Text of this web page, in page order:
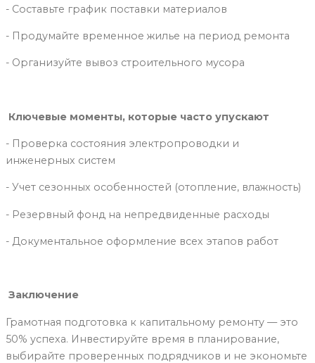
- Составьте график поставки материалов
- Продумайте временное жилье на период ремонта
- Организуйте вывоз строительного мусора
Ключевые моменты, которые часто упускают
- Проверка состояния электропроводки и
инженерных систем
- Учет сезонных особенностей (отопление, влажность)
- Резервный фонд на непредвиденные расходы
- Документальное оформление всех этапов работ
Заключение
Грамотная подготовка к капитальному ремонту — это
50% успеха. Инвестируйте время в планирование,
выбирайте проверенных подрядчиков и не экономьте